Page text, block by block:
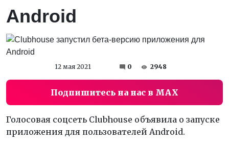
Android
12 мая 2021 0 2948
Подпишитесь на нас в MAX
Голосовая соцсеть Clubhouse объявила о запуске
приложения для пользователей Android.